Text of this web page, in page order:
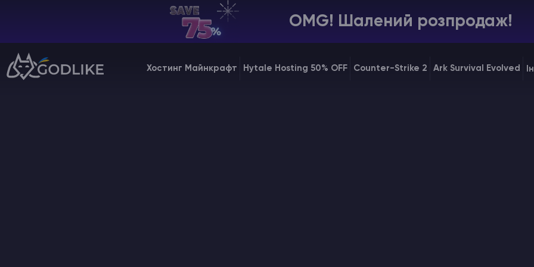
OMG! Шалений розпродаж!
Хостинг Майнкрафт Hytale Hosting 50% OFF Counter-Strike 2 Ark Survival Evolved
Billing Panel
Manage your servers & payments